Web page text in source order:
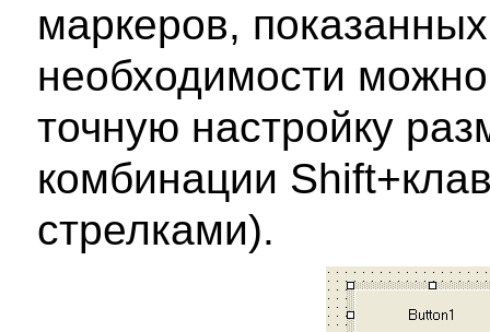
маркеров,
необходимости
точную настройку
комбинации
стрелками).